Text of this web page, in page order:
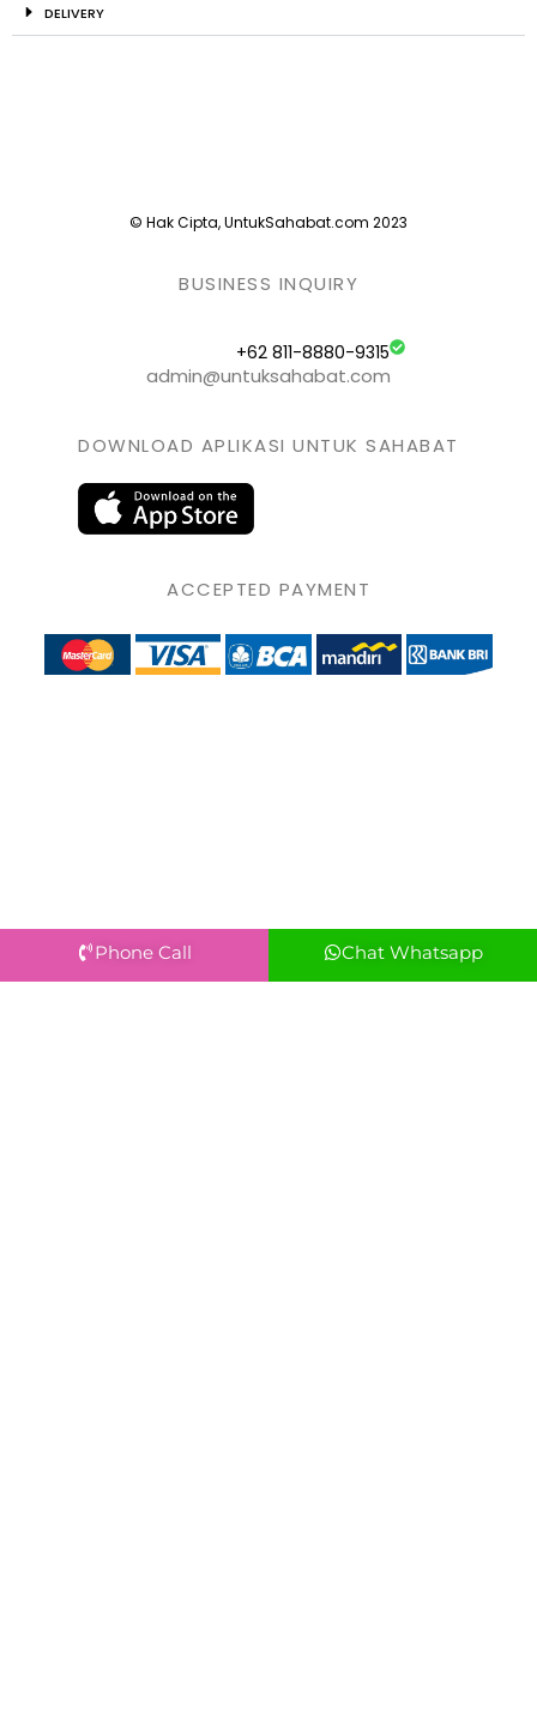
DELIVERY
© Hak Cipta, UntukSahabat.com 2023
BUSINESS INQUIRY
+62 811-8880-9315
admin@untuksahabat.com
DOWNLOAD APLIKASI UNTUK SAHABAT
ACCEPTED PAYMENT
Phone Call Chat Whatsapp